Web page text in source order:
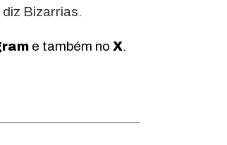
Bizarrias.
e também no X.